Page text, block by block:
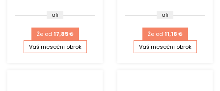
ali
Že od 17,85 €
Vaš mesečni obrok
ali
Že od 11,18 €
Vaš mesečni obrok